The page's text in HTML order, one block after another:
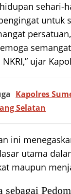
sehari-
untuk
ujar
Kapolres
Selatan
ini
utama
maupun
sebagai